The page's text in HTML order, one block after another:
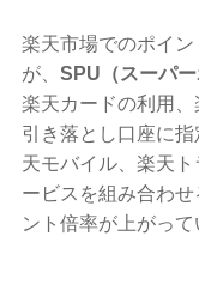
楽天市場でのポイ
が、SPU（スーパー
楽天カードの利用
引き落とし口座に
天モバイル、楽天
ービスを組み合わ
ント倍率が上がって